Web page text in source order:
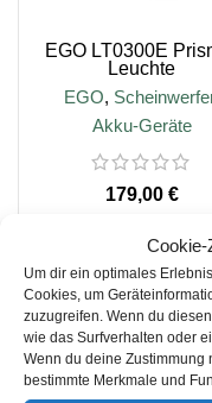
Cookie-
Um dir ein optimales
Cookies, um
zuzugreifen. Wenn du
wie das Surfverhalten oder
Wenn du deine Zustimmung
bestimmte Merkmale und
EGO LT0300E
Leuchte
EGO,
Akku-Geräte
€
IN DEN
inkl. 19 % MwSt.